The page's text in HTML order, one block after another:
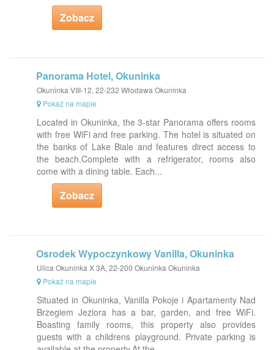
Zobacz
Panorama Hotel, Okuninka
Okuninka VIII-12, 22-232 Włodawa Okuninka
Pokaż na mapie
Located in Okuninka, the 3-star Panorama offers rooms
with free WiFi and free parking. The hotel is situated on
the banks of Lake Biale and features direct access to
the beach.Complete with a refrigerator, rooms also
come with a dining table. Each...
Zobacz
Osrodek Wypoczynkowy Vanilla, Okuninka
Ulica Okuninka X 3A, 22-200 Okuninka Okuninka
Pokaż na mapie
Situated in Okuninka, Vanilla Pokoje i Apartamenty Nad
Brzegiem Jeziora has a bar, garden, and free WiFi.
Boasting family rooms, this property also provides
guests with a childrens playground. Private parking is